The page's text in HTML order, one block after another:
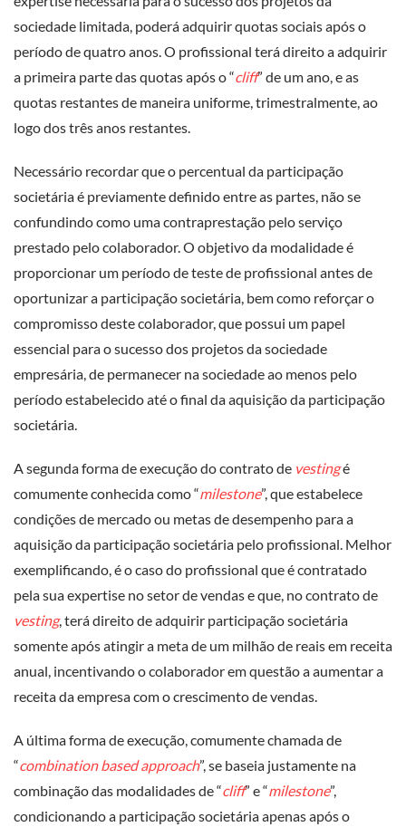
sociedade limitada, poderá adquirir quotas sociais após o
período de quatro anos. O profissional terá direito a adquirir
a primeira parte das quotas após o “cliff” de um ano, e as
quotas restantes de maneira uniforme, trimestralmente, ao
logo dos três anos restantes.
Necessário recordar que o percentual da participação
societária é previamente definido entre as partes, não se
confundindo como uma contraprestação pelo serviço
prestado pelo colaborador. O objetivo da modalidade é
proporcionar um período de teste de profissional antes de
oportunizar a participação societária, bem como reforçar o
compromisso deste colaborador, que possui um papel
essencial para o sucesso dos projetos da sociedade
empresária, de permanecer na sociedade ao menos pelo
período estabelecido até o final da aquisição da participação
societária.
A segunda forma de execução do contrato de vestingé
comumente conhecida como “milestone”, que estabelece
condições de mercado ou metas de desempenho para a
aquisição da participação societária pelo profissional. Melhor
exemplificando, é o caso do profissional que é contratado
pela sua expertise no setor de vendas e que, no contrato de
vesting, terá direito de adquirir participação societária
somente após atingir a meta de um milhão de reais em receita
anual, incentivando o colaborador em questão a aumentar a
receita da empresa com o crescimento de vendas.
A última forma de execução, comumente chamada de
“combination based approach”, se baseia justamente na
combinação das modalidades de “cliff” e “milestone”,
condicionando a participação societária apenas após o